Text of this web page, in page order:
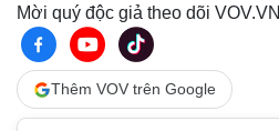
Mời quý độc giả theo dõi
Thêm VOV trên Google